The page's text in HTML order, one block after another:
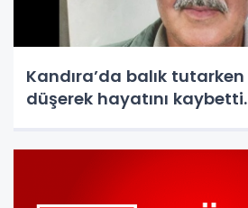
Kandıra’da balık
düşerek hayatını kaybetti.